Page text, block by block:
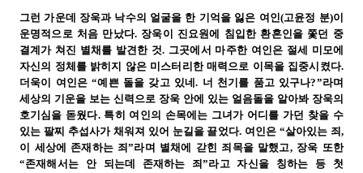
그런 가운데 장욱과 낙수의 얼굴을 한 기억을 잃은 여인(고윤정 분)이
운명적으로 처음 만났다. 장욱이 진요원에 침입한 환혼인을 쫓던 중
결계가 쳐진 별채를 발견한 것. 그곳에서 마주한 여인은 절세 미모에
자신의 정체를 밝히지 않은 미스터리한 매력으로 이목을 집중시켰다.
더욱이 여인은 “예쁜 돌을 갖고 있네. 너 천기를 품고 있구나?”라며
세상의 기운을 보는 신력으로 장욱 안에 있는 얼음돌을 알아봐 장욱의
호기심을 돋웠다. 특히 여인의 손목에는 그녀가 어디를 가던 찾을 수
있는 팔찌 추섭사가 채워져 있어 눈길을 끌었다. 여인은 “살아있는 죄,
이 세상에 존재하는 죄”라며 별채에 갇힌 죄목을 말했고, 장욱 또한
“존재해서는 안 되는데 존재하는 죄”라고 자신을 칭하는 등 첫